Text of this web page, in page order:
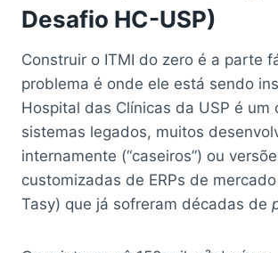
Desafio HC-USP)
Construir o ITMI do zero é a parte
problema é onde ele está sendo
Hospital das Clínicas da USP é um
sistemas legados, muitos
internamente (“caseiros”) ou
customizadas de ERPs de
Tasy) que já sofreram décadas de